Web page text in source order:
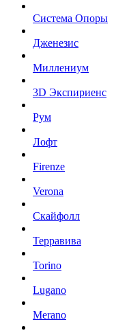
Система Опоры
Дженезис
Миллениум
3D Экспириенс
Рум
Лофт
Firenze
Verona
Скайфолл
Терравива
Torino
Lugano
Merano